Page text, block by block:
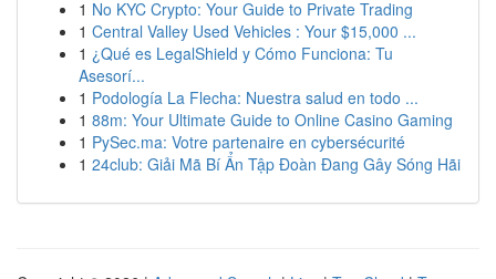
1 No KYC Crypto: Your Guide to Private Trading
1 Central Valley Used Vehicles : Your $15,000 ...
1 ¿Qué es LegalShield y Cómo Funciona: Tu
Asesorí...
1 Podología La Flecha: Nuestra salud en todo ...
1 88m: Your Ultimate Guide to Online Casino Gaming
1 PySec.ma: Votre partenaire en cybersécurité
1 24club: Giải Mã Bí Ẩn Tập Đoàn Đang Gây Sóng Hãi